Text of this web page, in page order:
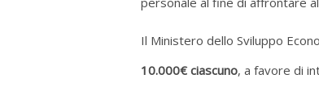
Il Ministero dello Sviluppo
10.000€ ciascuno, a favore di